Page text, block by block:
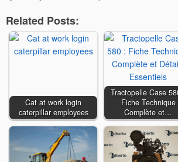
Related Posts:
Cat at work login
caterpillar employees
Tractopelle Case
Fiche Technique
Complète et…